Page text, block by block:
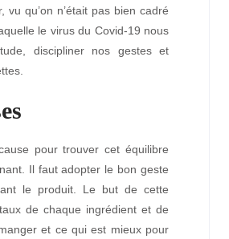
qu’on n’était pas bien cadré
le virus du Covid-19 nous
discipliner nos gestes et
pour trouver cet équilibre
Il faut adopter le bon geste
le produit. Le but de cette
de chaque ingrédient et de
et ce qui est mieux pour